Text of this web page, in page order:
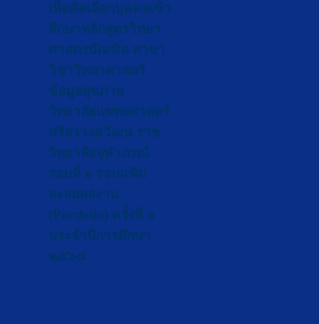
เพื่อคัดเลือกบุคคลเข้า
ศึกษาหลักสูตรวิทยา
ศาสตรบัณฑิต สาขา
วิชาวิทยาศาสตร์
ข้อมูลสุขภาพ
วิทยาลัยแพทยศาสตร์
ศรีสวางควัฒน ราช
วิทยาลัยจุฬาภรณ์
รอบที่ ๑ รอบแฟ้ม
สะสมผลงาน
(Portfolio) ครั้งที่ ๑
ประจำปีการศึกษา
๒๕๖๘